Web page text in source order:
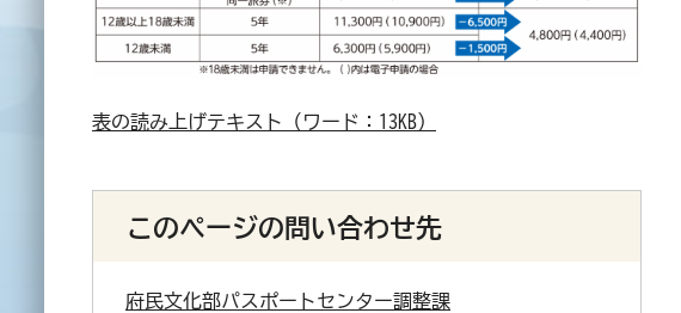
表の読み上げテキスト（ワード：13KB）
このページの問い合わせ先
府民文化部パスポートセンター調整課